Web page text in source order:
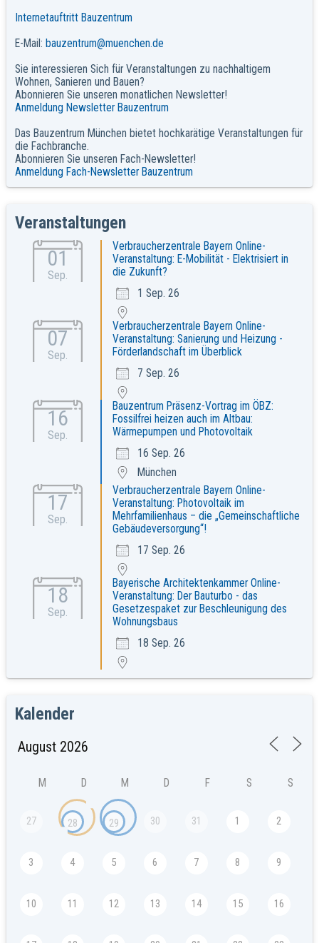
Internetauftritt Bauzentrum
E-Mail: bauzentrum@muenchen.de
Sie interessieren Sich für Veranstaltungen zu nachhaltigem
Wohnen, Sanieren und Bauen?
Abonnieren Sie unseren monatlichen Newsletter!
Anmeldung Newsletter Bauzentrum
Das Bauzentrum München bietet hochkarätige Veranstaltungen für
die Fachbranche.
Abonnieren Sie unseren Fach-Newsletter!
Anmeldung Fach-Newsletter Bauzentrum
Veranstaltungen
01
Sep.
Verbraucherzentrale Bayern Online-
Veranstaltung: E-Mobilität - Elektrisiert in
die Zukunft?
1 Sep. 26
07
Sep.
Verbraucherzentrale Bayern Online-
Veranstaltung: Sanierung und Heizung -
Förderlandschaft im Überblick
7 Sep. 26
16
Sep.
Bauzentrum Präsenz-Vortrag im ÖBZ:
Fossilfrei heizen auch im Altbau:
Wärmepumpen und Photovoltaik
16 Sep. 26
München
17
Sep.
Verbraucherzentrale Bayern Online-
Veranstaltung: Photovoltaik im
Mehrfamilienhaus – die „Gemeinschaftliche
Gebäudeversorgung“!
17 Sep. 26
18
Sep.
Bayerische Architektenkammer Online-
Veranstaltung: Der Bauturbo - das
Gesetzespaket zur Beschleunigung des
Wohnungsbaus
18 Sep. 26
Kalender
M D M D F S S
27 28 29 30 31 1 2
3 4 5 6 7 8 9
10 11 12 13 14 15 16